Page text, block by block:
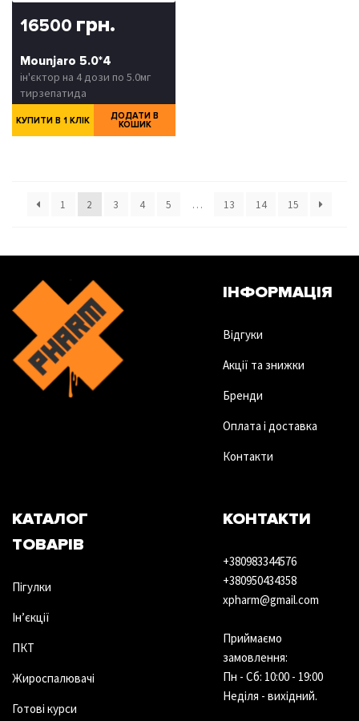
16500 грн.
Mounjaro 5.0*4
ін'єктор на 4 дози по 5.0мг
тирзепатида
КУПИТИ В 1 КЛІК
ДОДАТИ В
КОШИК
1 2 3 4 5 … 13 14 15
ІНФОРМАЦІЯ
Відгуки
Акції та знижки
Бренди
Оплата і доставка
Контакти
КАТАЛОГ
ТОВАРІВ
Пігулки
Ін’єкції
ПКТ
Жироспалювачі
Готові курси
КОНТАКТИ
+380983344576
+380950434358
xpharm@gmail.com
Приймаємо
замовлення:
Пн - Сб: 10:00 - 19:00
Неділя - вихідний.